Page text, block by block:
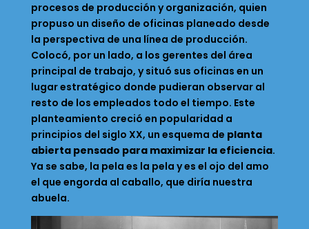
procesos de producción y organización, quien
propuso un diseño de oficinas planeado desde
la perspectiva de una línea de producción.
Colocó, por un lado, a los gerentes del área
principal de trabajo, y situó sus oficinas en un
lugar estratégico donde pudieran observar al
resto de los empleados todo el tiempo. Este
planteamiento creció en popularidad a
principios del siglo XX, un esquema de planta
abierta pensado para maximizar la eficiencia.
Ya se sabe, la pela es la pela y es el ojo del amo
el que engorda al caballo, que diría nuestra
abuela.